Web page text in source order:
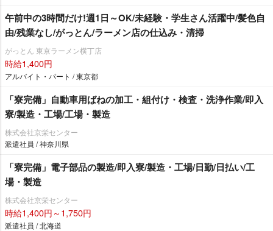
午前中の3時間だけ!週1日～OK/未経験・学生さん活躍中/髪色自
由/残業なし/がっとん/ラーメン店の仕込み・清掃
がっとん 東京ラーメン横丁店
時給1,400円
アルバイト・パート / 東京都
「寮完備」自動車用ばねの加工・組付け・検査・洗浄作業/即入
寮/製造・工場/工場・製造
株式会社京栄センター
派遣社員 / 神奈川県
「寮完備」電子部品の製造/即入寮/製造・工場/日勤/日払い/工
場・製造
株式会社京栄センター
時給1,400円～1,750円
派遣社員 / 北海道